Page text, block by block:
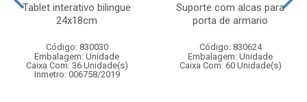
Tablet interativo bilingue
24x18cm
Código: 830030
Embalagem: Unidade
Caixa Com: 36 Unidade(s)
Inmetro: 006758/2019
Suporte com alcas para
porta de armario
Código: 830624
Embalagem: Unidade
Caixa Com: 60 Unidade(s)